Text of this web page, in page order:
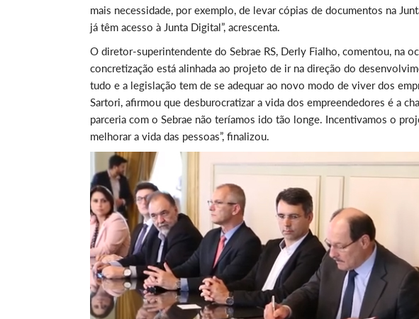
mais necessidade, por exemplo, de levar cópias de documentos na
já têm acesso à Junta Digital”, acrescenta.
O diretor-superintendente do Sebrae RS, Derly Fialho, comentou, na
concretização está alinhada ao projeto de ir na direção do
tudo e a legislação tem de se adequar ao novo modo de viver dos
Sartori, afirmou que desburocratizar a vida dos empreendedores é a
parceria com o Sebrae não teríamos ido tão longe. Incentivamos o
melhorar a vida das pessoas”, finalizou.